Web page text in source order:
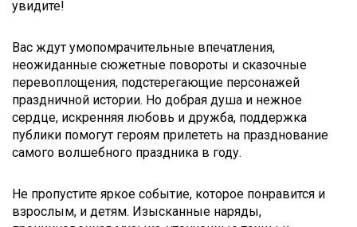
увидите!
Вас ждут умопомрачительные впечатления,
неожиданные сюжетные повороты и сказочные
перевоплощения, подстерегающие персонажей
праздничной истории. Но добрая душа и нежное
сердце, искренняя любовь и дружба, поддержка
публики помогут героям прилететь на празднование
самого волшебного праздника в году.
Не пропустите яркое событие, которое понравится и
взрослым, и детям. Изысканные наряды,